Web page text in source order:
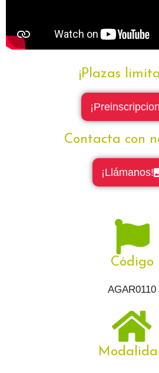
¡Plazas
Contacta con
¡Llámanos!
Código
AGAR0110